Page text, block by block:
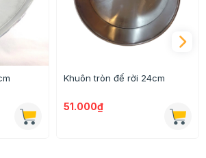
Khuôn tròn đế rời 24cm
51.000₫